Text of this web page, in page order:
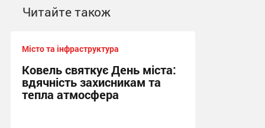
Читайте також
Місто та інфраструктура
Ковель святкує День міста:
вдячність захисникам та
тепла атмосфера